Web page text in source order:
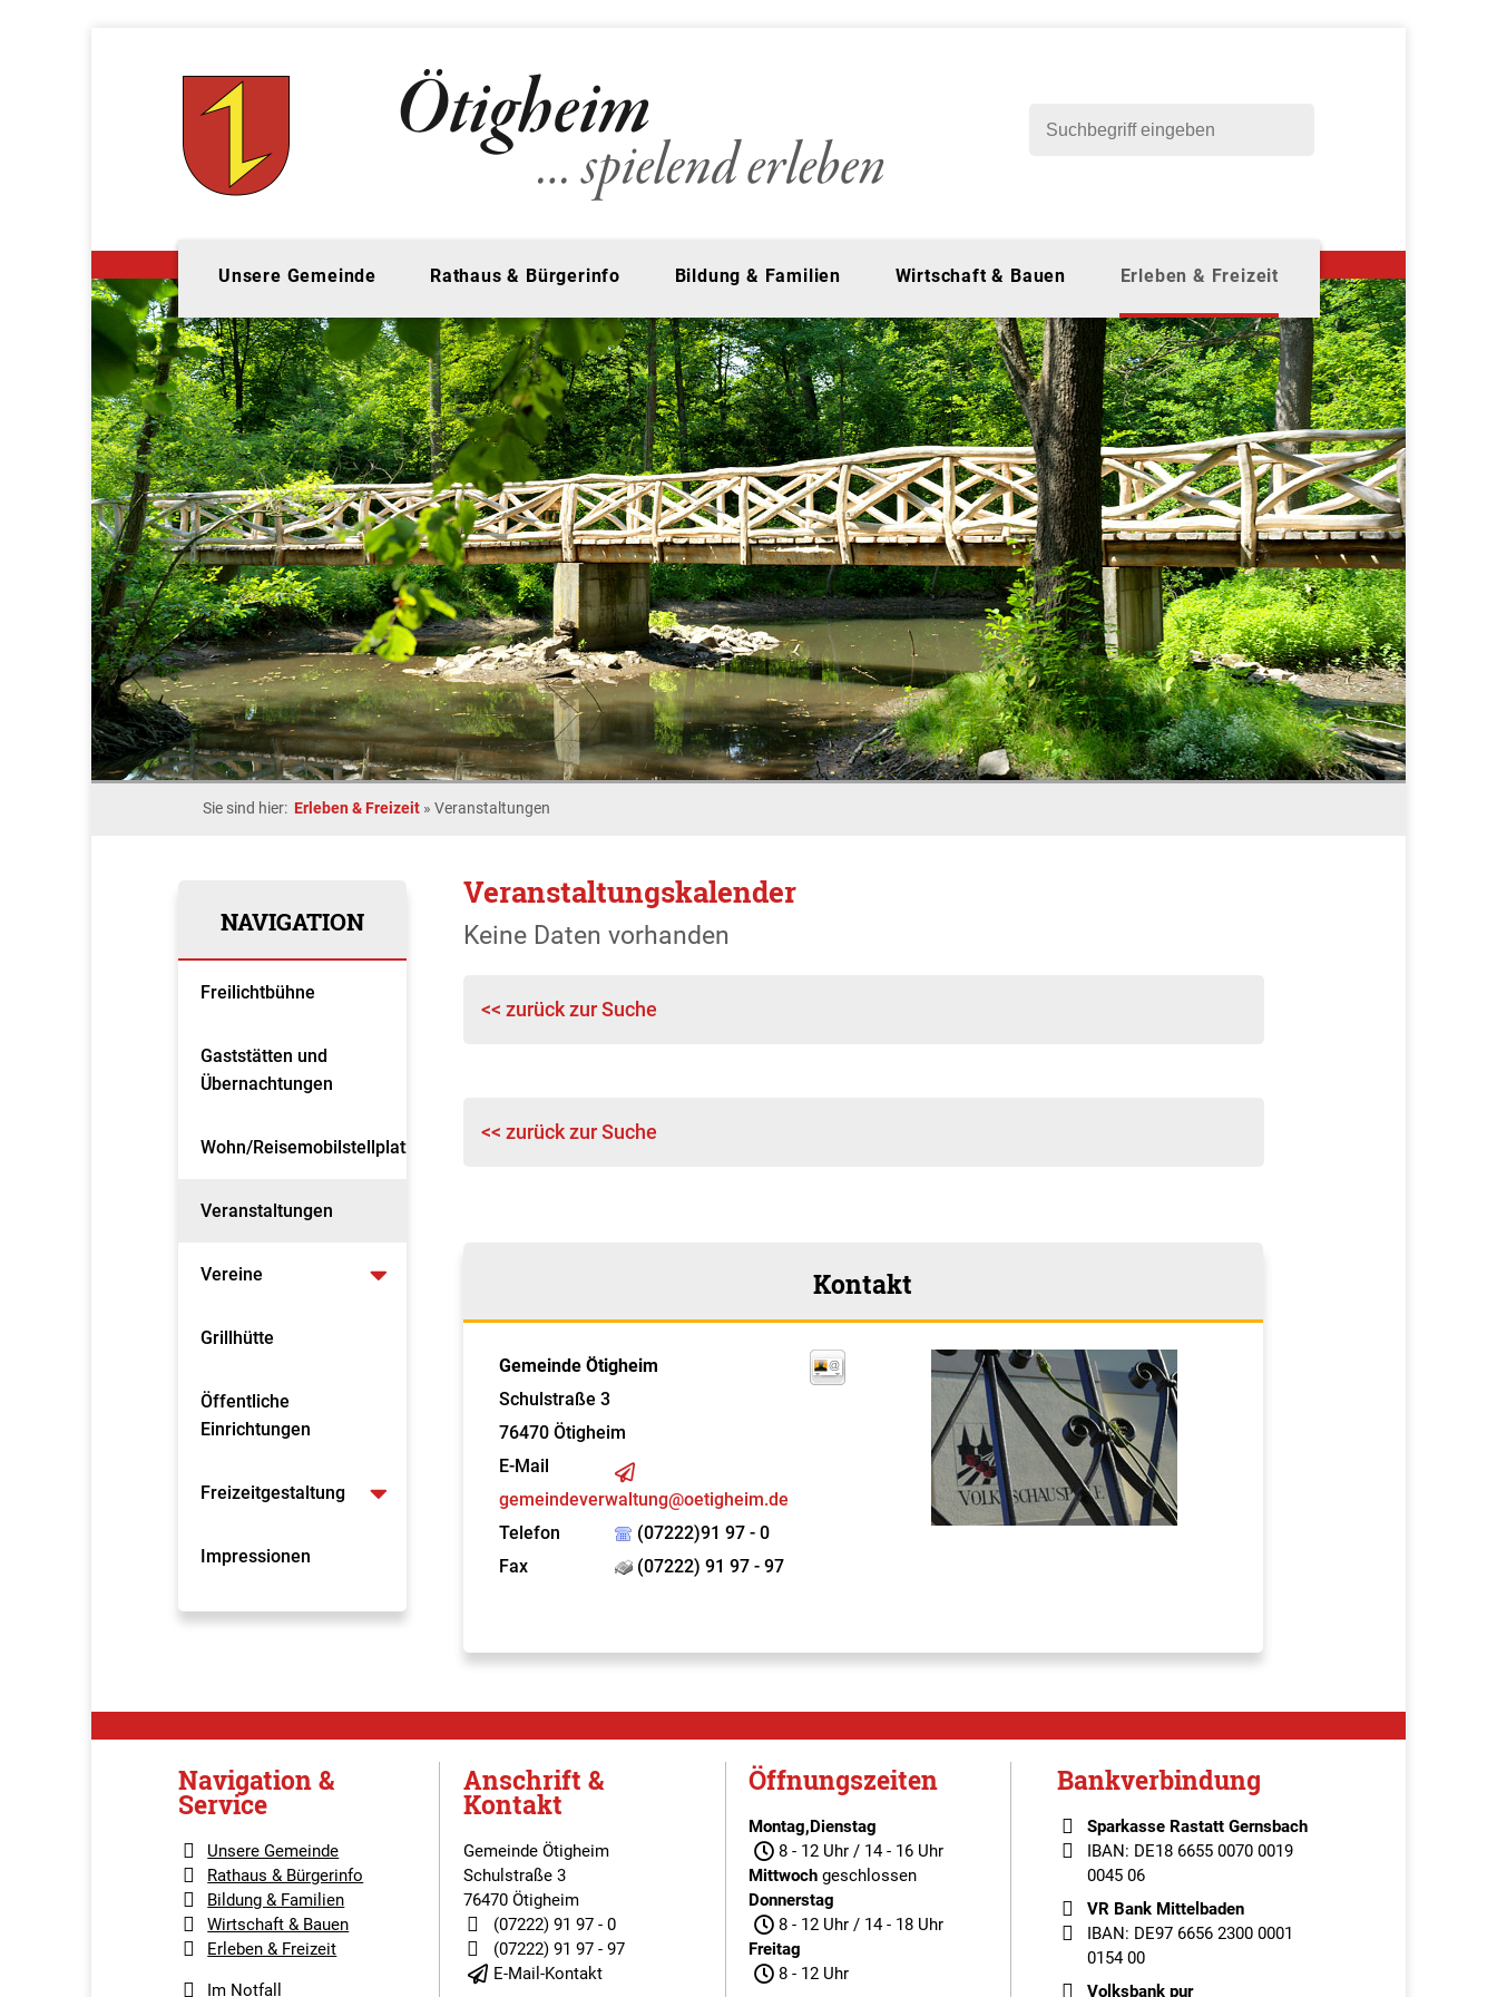
Unsere Gemeinde Rathaus & Bürgerinfo Bildung & Familien Wirtschaft & Bauen Erleben & Freizeit
Sie sind hier: Erleben & Freizeit » Veranstaltungen
NAVIGATION
Freilichtbühne
Gaststätten und
Übernachtungen
Wohn/Reisemobilstellplatz
Veranstaltungen
Vereine
Grillhütte
Öffentliche
Einrichtungen
Freizeitgestaltung
Impressionen
Veranstaltungskalender
Keine Daten vorhanden
<< zurück zur Suche
<< zurück zur Suche
Kontakt
Gemeinde Ötigheim
Schulstraße 3
76470 Ötigheim
E-Mail
gemeindeverwaltung@oetigheim.de
Telefon
(07222)91 97 - 0
Fax
(07222) 91 97 - 97
Navigation &
Service
Unsere Gemeinde
Rathaus & Bürgerinfo
Bildung & Familien
Wirtschaft & Bauen
Erleben & Freizeit
Im Notfall
Anschrift &
Kontakt
Gemeinde Ötigheim
Schulstraße 3
76470 Ötigheim
(07222) 91 97 - 0
(07222) 91 97 - 97
E-Mail-Kontakt
Öffnungszeiten
Montag,Dienstag
8 - 12 Uhr / 14 - 16 Uhr
Mittwoch geschlossen
Donnerstag
8 - 12 Uhr / 14 - 18 Uhr
Freitag
8 - 12 Uhr
Bankverbindung
Sparkasse Rastatt Gernsbach
IBAN: DE18 6655 0070 0019
0045 06
VR Bank Mittelbaden
IBAN: DE97 6656 2300 0001
0154 00
Volksbank pur